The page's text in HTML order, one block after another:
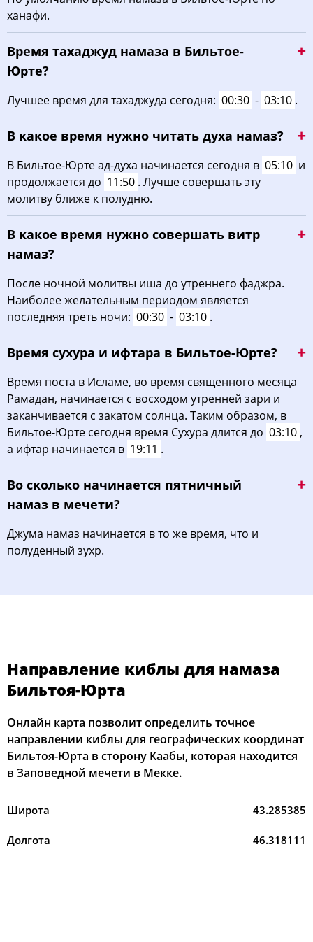
22, Сб
23, Вс 03:36 05:09 11:57 15:45 18:45 20:11
18:44 20:09
25, Вт 03:39 05:11 11:57 15:43 18:42 20:07
27, Чт 03:42 05:13 11:56 15:41 18:39
28, Пт 03:44 05:14 11:56 15:41 18:37 20:01
03:45 05:15 15:40 18:35
03:47 05:16 11:55 15:39 18:34 19:57
03:48 05:17 11:55 15:38 18:32
ханафи.
Время тахаджуд намаза в Бильтое-
Юрте?
Лучшее время для тахаджуда сегодня: 00:30 - 03:10 .
В какое время нужно читать духа намаз?
В Бильтое-Юрте ад-духа начинается сегодня в 05:10 и
продолжается до 11:50 . Лучше совершать эту
молитву ближе к полудню.
В какое время нужно совершать витр
намаз?
После ночной молитвы иша до утреннего фаджра.
Наиболее желательным периодом является
последняя треть ночи: 00:30 - 03:10 .
Время сухура и ифтара в Бильтое-Юрте?
Время поста в Исламе, во время священного месяца
Рамадан, начинается с восходом утренней зари и
заканчивается с закатом солнца. Таким образом, в
Бильтое-Юрте сегодня время Сухура длится до 03:10 ,
а ифтар начинается в 19:11 .
Во сколько начинается пятничный
намаз в мечети?
Джума намаз начинается в то же время, что и
полуденный зухр.
Направление киблы для намаза
Бильтоя-Юрта
Онлайн карта позволит определить точное
направлении киблы для географических координат
Бильтоя-Юрта в сторону Каабы, которая находится
в Заповедной мечети в Мекке.
Широта 43.285385
Долгота 46.318111